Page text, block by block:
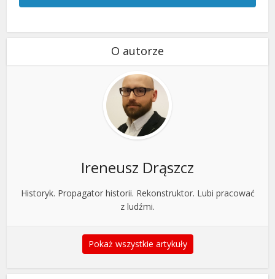
O autorze
Ireneusz Drąszcz
Historyk. Propagator historii. Rekonstruktor. Lubi pracować
z ludźmi.
Pokaż wszystkie artykuły